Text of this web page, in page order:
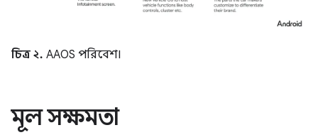
চিত্র ২. AAOS পরিবেশ।
মূল সক্ষমতা